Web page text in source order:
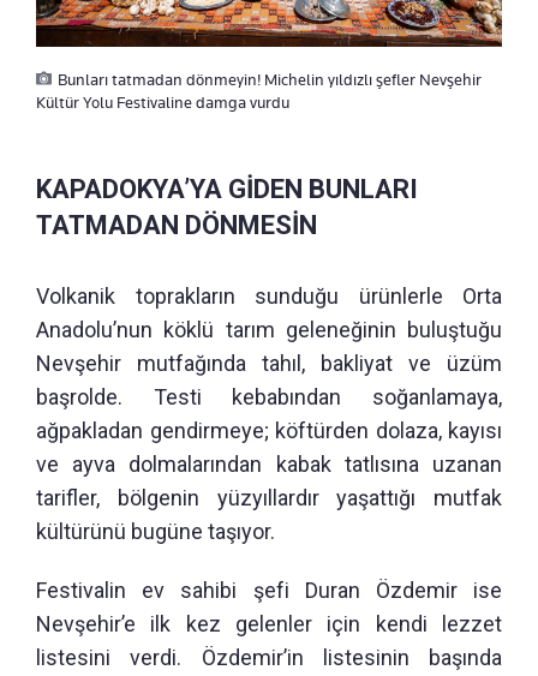
Bunları tatmadan dönmeyin! Michelin yıldızlı şefler Nevşehir
Kültür Yolu Festivaline damga vurdu
KAPADOKYA’YA GİDEN BUNLARI
TATMADAN DÖNMESİN
Volkanik toprakların sunduğu ürünlerle Orta
Anadolu’nun köklü tarım geleneğinin buluştuğu
Nevşehir mutfağında tahıl, bakliyat ve üzüm
başrolde. Testi kebabından soğanlamaya,
ağpakladan gendirmeye; köftürden dolaza, kayısı
ve ayva dolmalarından kabak tatlısına uzanan
tarifler, bölgenin yüzyıllardır yaşattığı mutfak
kültürünü bugüne taşıyor.
Festivalin ev sahibi şefi Duran Özdemir ise
Nevşehir’e ilk kez gelenler için kendi lezzet
listesini verdi. Özdemir’in listesinin başında